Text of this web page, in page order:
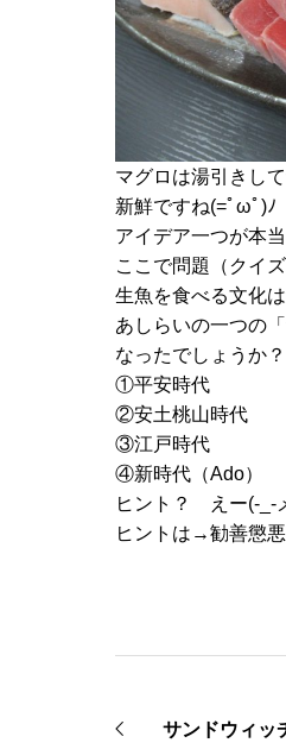
マグロは湯引きし
新鮮ですね(=ﾟωﾟ)ﾉ
アイデア一つが本
ここで問題（クイズ
生魚を食べる文化
あしらいの一つの
なったでしょうか？
①平安時代
②安土桃山時代
③江戸時代
④新時代（Ado）
ヒント？ えー(-_-
ヒントは→勧善懲悪
サンドウィッ